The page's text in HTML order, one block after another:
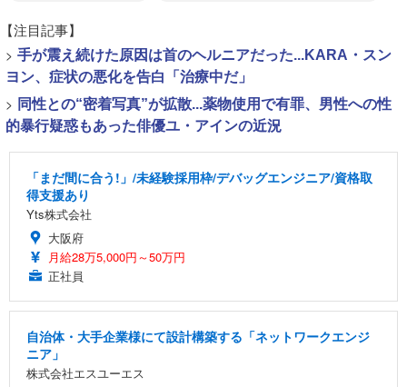
【注目記事】
> 手が震え続けた原因は首のヘルニアだった...KARA・スン
ヨン、症状の悪化を告白「治療中だ」
> 同性との“密着写真”が拡散...薬物使用で有罪、男性への性
的暴行疑惑もあった俳優ユ・アインの近況
「まだ間に合う!」/未経験採用枠/デバッグエンジニア/資格取
得支援あり
Yts株式会社
大阪府
月給28万5,000円～50万円
正社員
自治体・大手企業様にて設計構築する「ネットワークエンジ
ニア」
株式会社エスユーエス